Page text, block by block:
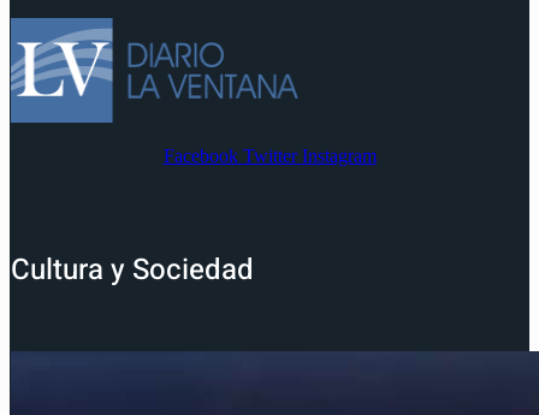
Facebook Twitter Instagram
Cultura y Sociedad